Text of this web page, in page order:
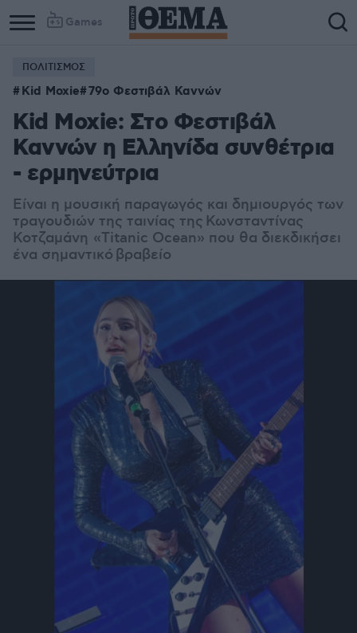
Games
ΠΟΛΙΤΙΣΜΟΣ
Kid Moxie 79ο Φεστιβάλ Καννών
Kid Moxie: Στο Φεστιβάλ
Καννών η Ελληνίδα συνθέτρια
- ερμηνεύτρια
Είναι η μουσική παραγωγός και δημιουργός των
τραγουδιών της ταινίας της Κωνσταντίνας
Κοτζαμάνη «Titanic Ocean» που θα διεκδικήσει
ένα σημαντικό βραβείο